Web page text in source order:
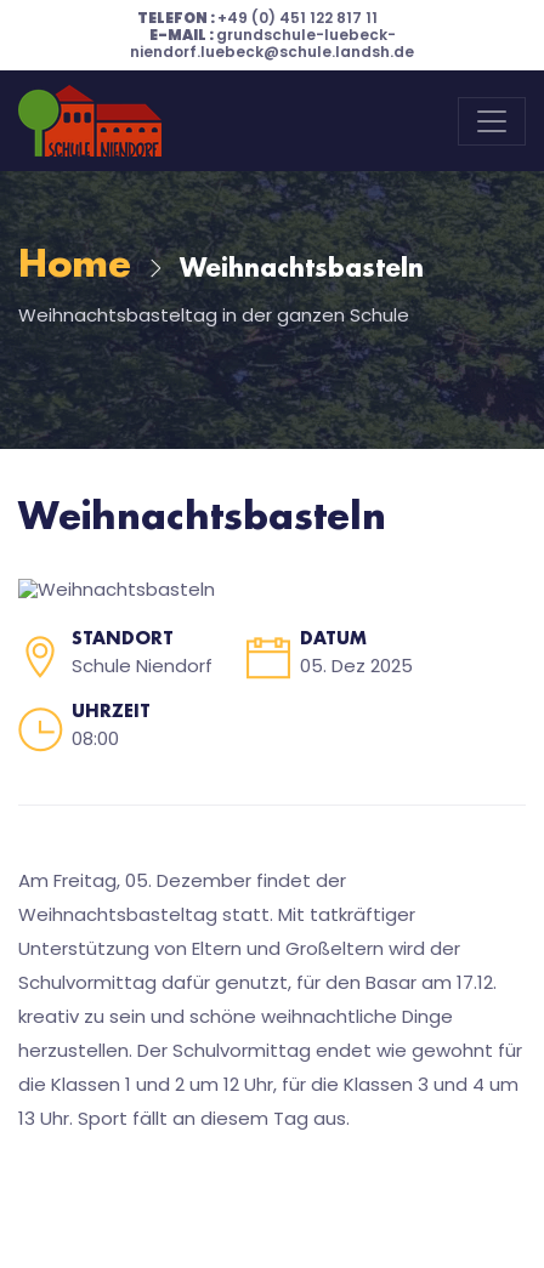
TELEFON :+49 (0) 451 122 817 11
E-MAIL :grundschule-luebeck-
niendorf.luebeck@schule.landsh.de
Home Weihnachtsbasteln
Weihnachtsbasteltag in der ganzen Schule
Weihnachtsbasteln
STANDORT
Schule Niendorf
DATUM
05. Dez 2025
UHRZEIT
08:00
Am Freitag, 05. Dezember findet der
Weihnachtsbasteltag statt. Mit tatkräftiger
Unterstützung von Eltern und Großeltern wird der
Schulvormittag dafür genutzt, für den Basar am 17.12.
kreativ zu sein und schöne weihnachtliche Dinge
herzustellen. Der Schulvormittag endet wie gewohnt für
die Klassen 1 und 2 um 12 Uhr, für die Klassen 3 und 4 um
13 Uhr. Sport fällt an diesem Tag aus.